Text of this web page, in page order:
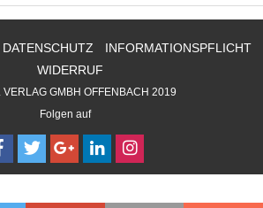
DATENSCHUTZ
INFORMATIONSPFLICHT
WIDERRUF
GMBH OFFENBACH 2019
Folgen auf